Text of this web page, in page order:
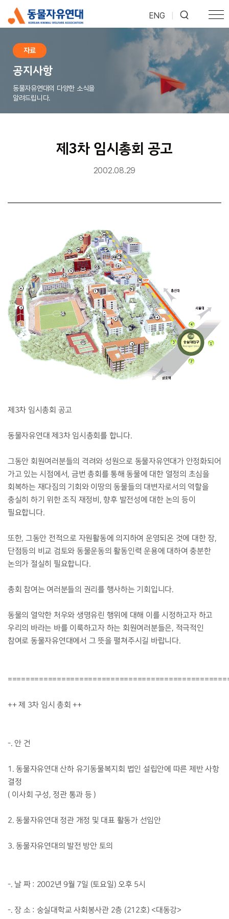
ENG
자료
공지사항
동물자유연대의 다양한 소식을
알려드립니다.
제3차 임시총회 공고
2002.08.29
제3차 임시총회 공고
동물자유연대 제3차 임시총회를 합니다.
그동안 회원여러분들의 격려와 성원으로 동물자유연대가 안정화되어
가고 있는 시점에서, 금번 총회를 통해 동물에 대한 열정의 초심을
회복하는 재다짐의 기회와 이땅의 동물들의 대변자로서의 역할을
충실히 하기 위한 조직 재정비, 향후 발전성에 대한 논의 등이
필요합니다.
또한, 그동안 전적으로 자원활동에 의지하여 운영되온 것에 대한 장,
단점등의 비교 검토와 동물운동의 활동인력 운용에 대하여 충분한
논의가 절실히 필요합니다.
총회 참여는 여러분들의 권리를 행사하는 기회입니다.
동물의 열악한 처우와 생명유린 행위에 대해 이를 시정하고자 하고
우리의 바라는 바를 이룩하고자 하는 회원여러분들은, 적극적인
참여로 동물자유연대에서 그 뜻을 펼쳐주시길 바랍니다.
++ 제 3차 임시 총회 ++
-. 안 건
1. 동물자유연대 산하 유기동물복지회 법인 설립안에 따른 제반 사항
결정
( 이사회 구성, 정관 통과 등 )
2. 동물자유연대 정관 개정 및 대표 활동가 선임안
3. 동물자유연대의 발전 방안 토의
-. 날 짜 : 2002년 9월 7일 (토요일) 오후 5시
-. 장 소 : 숭실대학교 사회봉사관 2층 (212호) <대동강>